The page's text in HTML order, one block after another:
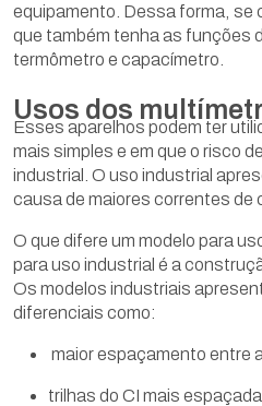
equipamento. Dessa forma, se
que também tenha as funções
termômetro e capacímetro.
Usos dos
Esses aparelhos podem ter
mais simples e em que o risco
industrial. O uso industrial
causa de maiores correntes de
O que difere um modelo para
para uso industrial é a
Os modelos industriais
diferenciais como:
maior espaçamento entre
trilhas do CI mais